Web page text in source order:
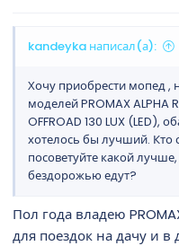
kandeyka написал(а):
Хочу приобрести мопед ,
моделей PROMAX ALPHA
OFFROAD 130 LUX (LED),
хотелось бы лучший. Кто
посоветуйте какой
бездорожью едут?
Пол года владею
для поездок на дачу и